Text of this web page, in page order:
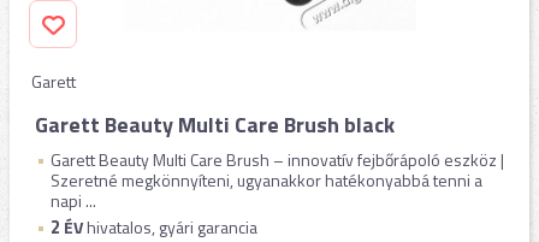
Garett
Garett Beauty Multi Care Brush black
Garett Beauty Multi Care Brush – innovatív fejbőrápoló eszköz |
Szeretné megkönnyíteni, ugyanakkor hatékonyabbá tenni a
napi ...
2 ÉVhivatalos, gyári garancia